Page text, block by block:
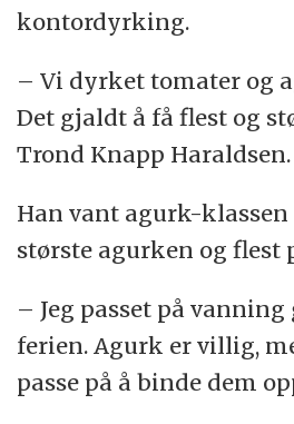
kontordyrking.
– Vi dyrket tomater og
Det gjaldt å få flest og
Trond Knapp Haraldsen.
Han vant agurk-klassen
største agurken og flest
– Jeg passet på
ferien. Agurk er villig,
passe på å binde dem